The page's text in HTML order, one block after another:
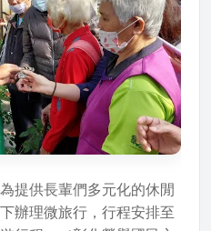
提供長輩們多元化的休閒
辦理微旅行，行程安排至